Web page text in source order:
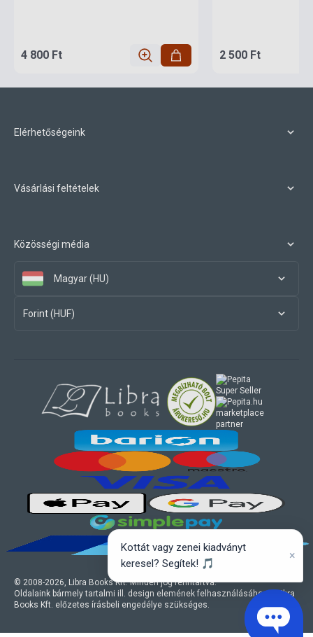
4 800 Ft 2 500 Ft
Elérhetőségeink
Vásárlási feltételek
Közösségi média
Magyar (HU)
Forint (HUF)
© 2008-2026, Libra Books Kft. Minden jog fenntartva.
Oldalaink bármely tartalmi ill. design elemének felhasználásához a Libra
Books Kft. előzetes írásbeli engedélye szükséges.
marketplace
partner
Kottát vagy zenei kiadványt
keresel? Segítek! 🎵
×